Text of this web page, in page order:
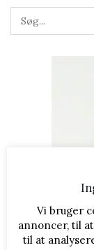
Vi bruger
annoncer, til
til at